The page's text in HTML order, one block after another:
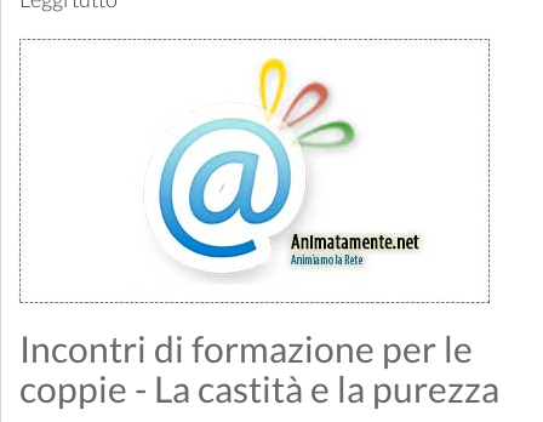
Incontri di formazione per le
coppie - La castità e la purezza